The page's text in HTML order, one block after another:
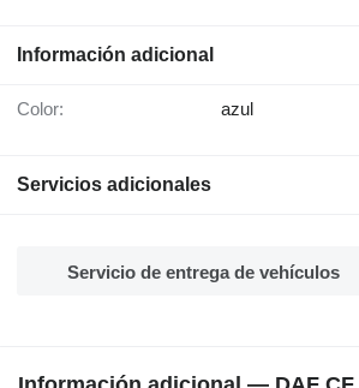
Información adicional
Color: azul
Servicios adicionales
Servicio de entrega de vehículos